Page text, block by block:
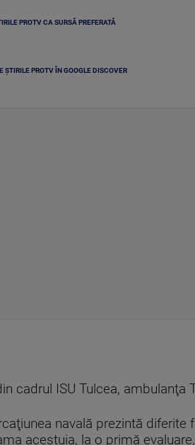
PROTV CA SURSĂ PREFERATĂ
ȘTIRILE PROTV ÎN GOOGLE DISCOVER
cadrul ISU Tulcea, ambulanţa
navală prezintă diferite
acestuia, la o primă